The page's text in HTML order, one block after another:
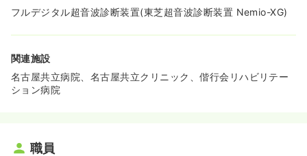
フルデジタル超音波診断装置(東芝超音波診断装置 Nemio-XG)
関連施設
名古屋共立病院、名古屋共立クリニック、偕行会リハビリテー
ション病院
職員